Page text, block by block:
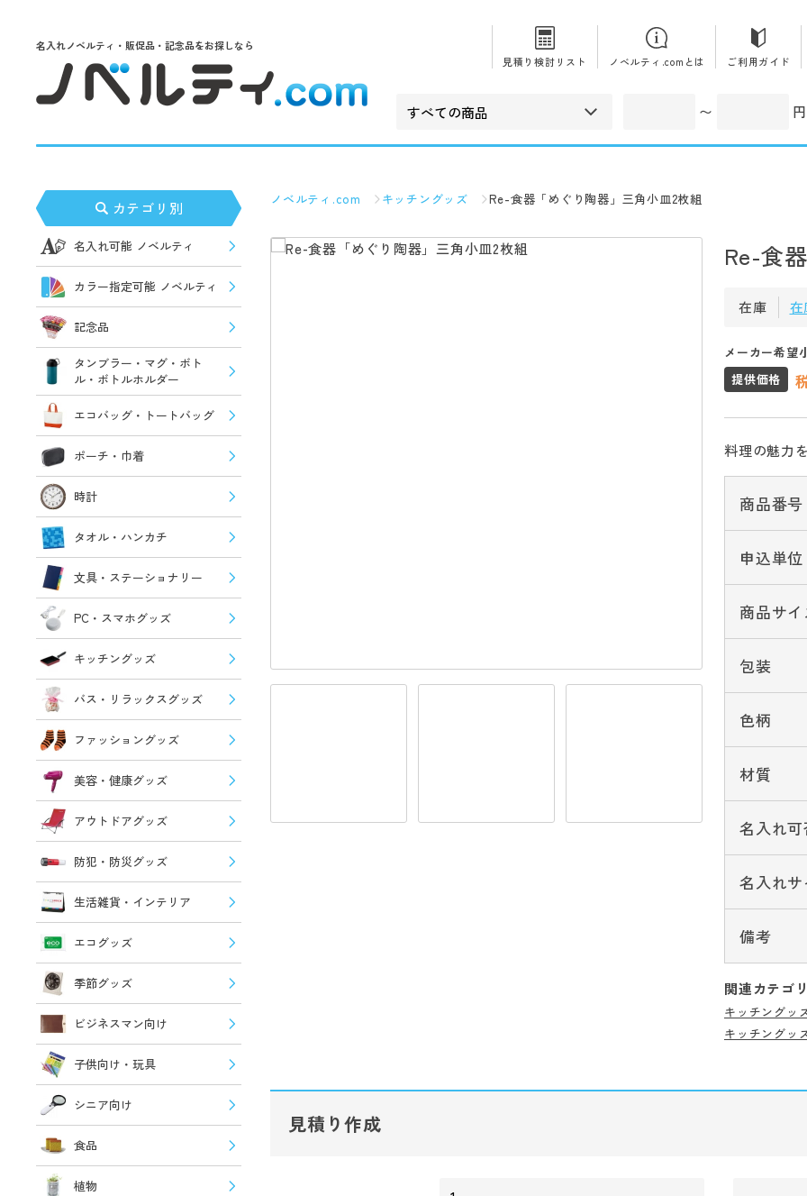
名入れノベルティ・販促品・記念品をお探しなら
見積り検討リスト
ノベルティ.comとは ご利用ガイド
〜 円
カテゴリ別
名入れ可能 ノベルティ
カラー指定可能 ノベルティ
記念品
タンブラー・マグ・ボト
ル・ボトルホルダー
エコバッグ・トートバッグ
ポーチ・巾着
時計
タオル・ハンカチ
文具・ステーショナリー
PC・スマホグッズ
キッチングッズ
バス・リラックスグッズ
ファッショングッズ
美容・健康グッズ
アウトドアグッズ
防犯・防災グッズ
生活雑貨・インテリア
エコグッズ
季節グッズ
ビジネスマン向け
子供向け・玩具
シニア向け
食品
植物
ノベルティ.com キッチングッズ Re-食器「めぐり陶器」三角小皿2枚組
Re-食
在庫
メーカー希望
提供価格
料理の魅力
商品番号
申込単位
商品サ
包装
色柄
材質
名入れ
名入れ
備考
関連カテゴ
キッチングッ
キッチングッ
見積り作成